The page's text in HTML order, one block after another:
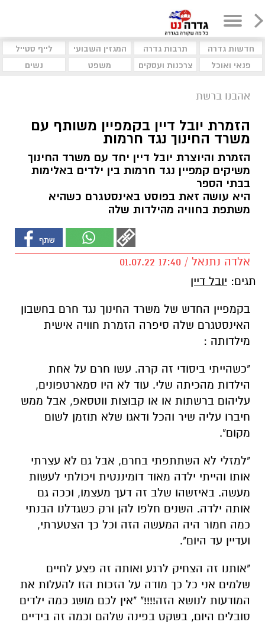
חדשות גדרה תרבות גדרה המגזין השבועי
לייף סטייל
פנאי ואוכל
צרכנות ועסקים משפט נשים
אהבנו ברשת
הזמרת יובל דיין בקמפיין משותף עם
משרד החינוך נגד חרמות
הזמרת והיוצרת יובל דיין יחד עם משרד החינוך
משיקים קמפיין נגד חרמות בין ילדים באלימות
בבתי הספר
היא עושה זאת בפוסט באינסטגרם כשהיא
משתפת בחוויה מהילדות שלה
אלדה נתנאל / 17:40 01.07.22
תגים: יובל דיין
בקמפיין החדש של משרד החינוך נגד חרם בחשבון
האינסטגרם שלה סיפרה הזמרת חוויה אישית
מילדותה :
"כשהייתי ביסודי זה קרה. עשו חרם על אחת
הילדות מהכיתה שלי. עוד לא היו סמארטפונים,
עליהום ברשתות או או קבוצות ווטסאפ, אבל ממש
חיברו עליה שיר והכל ודאגו שלא תוזמן לשום
מקום".
"למזלי לא השתתפתי בחרם, אבל גם לא עצרתי
אותו והייתי ילדה מאוד דומיננטית ויכולתי לעשות
מעשה. באיזשהו שלב זה דעך מעצמו, וככה גם
אותה ילדה. השנים חלפו להן ורק כשגדלנו הבנתי
כמה חמור היה המעשה הזה וכל כך הצטערתי,
ועדיין עד היום".
"אותנו זה הצחיק לרגע ואותה זה פצע לחיים
שלמים אני כל כך מודה על הזכות הזו להעלות את
המודעות לנושא הזה!!!!" "אין לכם מושג כמה ילדים
סובלים היום, בשקט בפינה שלהם וכמה זה בידיים